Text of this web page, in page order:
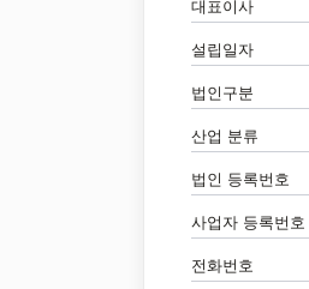
대표이사
설립일자
법인구분
산업 분류
법인 등록번호
사업자 등록번호
전화번호